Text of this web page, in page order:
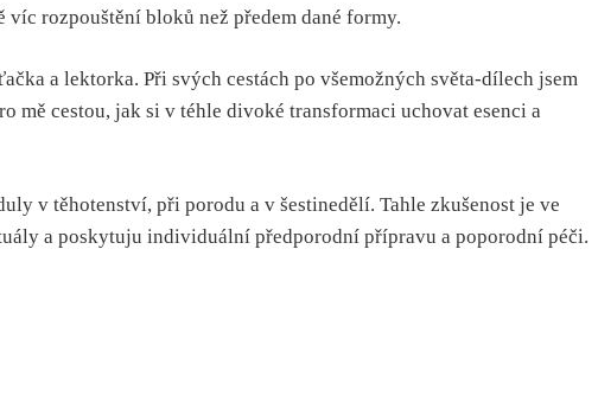
rozpouštění bloků než předem dané formy.
a lektorka. Při svých cestách po všemožných světa-dílech jsem
cestou, jak si v téhle divoké transformaci uchovat esenci a
v těhotenství, při porodu a v šestinedělí. Tahle zkušenost je ve
a poskytuju individuální předporodní přípravu a poporodní péči.